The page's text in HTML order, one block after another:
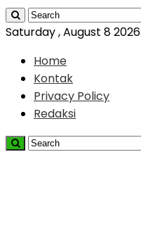
Saturday , August 8 2026
Home
Kontak
Privacy Policy
Redaksi